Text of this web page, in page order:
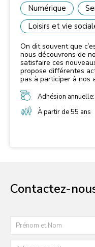
Numérique
Loisirs et vie
On dit souvent que
nous découvrons de
satisfaire ces
propose différentes
pas à participer à nos
bien d’autres.
Adhésion
À partir de 55 ans
Contactez-